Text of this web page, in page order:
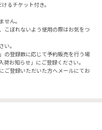
るチケット付き。
せん。
こぼれないよう使用の際はお気をつ
い。
の登録数に応じて予約販売を行う場
お知らせ」にご登録ください。
ご登録いただいた方へメールにてお